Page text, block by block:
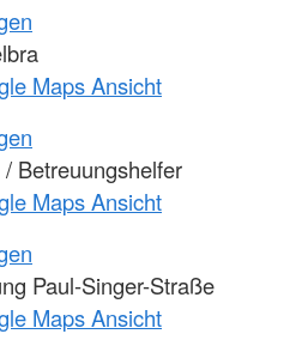
Maps Ansicht
Betreuungshelfer
Maps Ansicht
Paul-Singer-Straße
Maps Ansicht